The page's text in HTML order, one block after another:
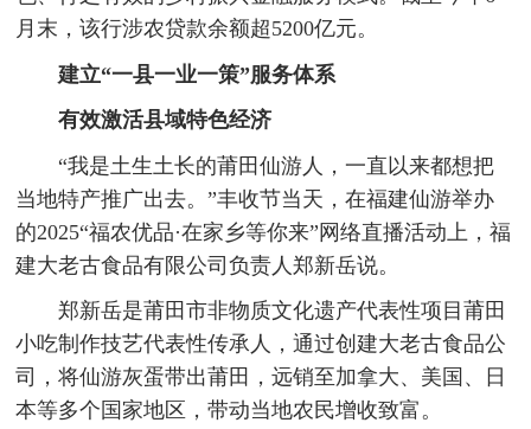
月末，该行涉农贷款余额超5200亿元。
建立“一县一业一策”服务体系
有效激活县域特色经济
“我是土生土长的莆田仙游人，一直以来都想把
当地特产推广出去。”丰收节当天，在福建仙游举办
的2025“福农优品·在家乡等你来”网络直播活动上，福
建大老古食品有限公司负责人郑新岳说。
郑新岳是莆田市非物质文化遗产代表性项目莆田
小吃制作技艺代表性传承人，通过创建大老古食品公
司，将仙游灰蛋带出莆田，远销至加拿大、美国、日
本等多个国家地区，带动当地农民增收致富。